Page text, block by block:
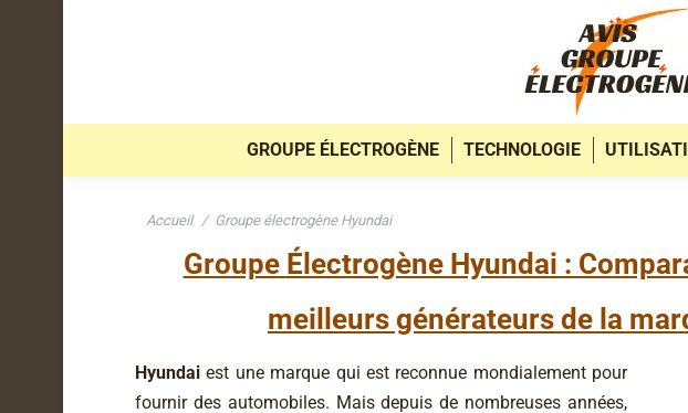
GROUPE ÉLECTROGÈNE TECHNOLOGIE
Vous êtes ici :
Accueil Groupe électrogène Hyundai
Groupe Électrogène Hyundai :
meilleurs générateurs de la
Hyundai est une marque qui est reconnue mondialement pour
fournir des automobiles. Mais depuis de nombreuses années,